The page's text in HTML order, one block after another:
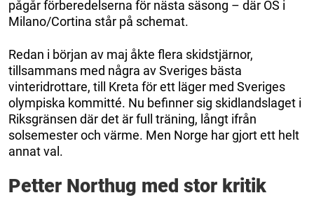
pågår förberedelserna för nästa säsong – där OS i
Milano/Cortina står på schemat.
Redan i början av maj åkte flera skidstjärnor,
tillsammans med några av Sveriges bästa
vinteridrottare, till Kreta för ett läger med Sveriges
olympiska kommitté. Nu befinner sig skidlandslaget i
Riksgränsen där det är full träning, långt ifrån
solsemester och värme. Men Norge har gjort ett helt
annat val.
Petter Northug med stor kritik